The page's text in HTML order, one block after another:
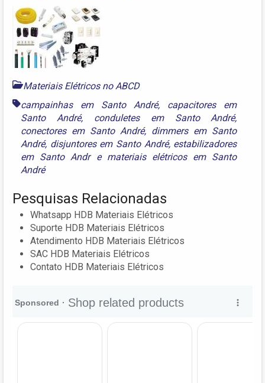
Materiais Elétricos no ABCD
campainhas em Santo André, capacitores em
Santo André, conduletes em Santo André,
conectores em Santo André, dimmers em Santo
André, disjuntores em Santo André, estabilizadores
em Santo Andre materiais elétricos em Santo
André
Pesquisas Relacionadas
Whatsapp HDB Materiais Elétricos
Suporte HDB Materiais Elétricos
Atendimento HDB Materiais Elétricos
SAC HDB Materiais Elétricos
Contato HDB Materiais Elétricos